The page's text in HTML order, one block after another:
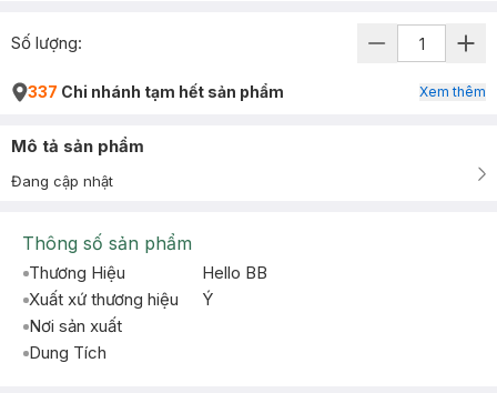
Số lượng:
337 Chi nhánh tạm hết sản phẩm Xem thêm
Mô tả sản phẩm
Đang cập nhật
Thông số sản phẩm
Thương Hiệu
Hello BB
Xuất xứ thương hiệu
Ý
Nơi sản xuất
Dung Tích